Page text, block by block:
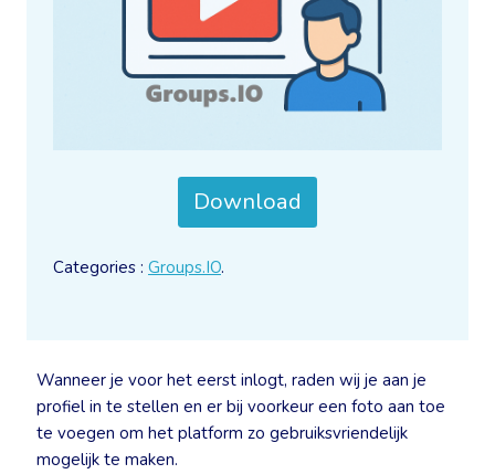
Wanneer je voor het eerst inlogt, raden wij je aan je
profiel in te stellen en er bij voorkeur een foto aan toe
te voegen om het platform zo gebruiksvriendelijk
mogelijk te maken.
Download
Categories : Groups.IO.